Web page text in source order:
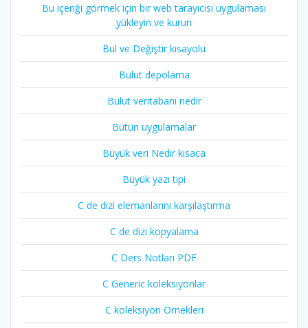
Bu içeriği görmek için bir web tarayıcısı uygulaması
yükleyin ve kurun
Bul ve Değiştir kısayolu
Bulut depolama
Bulut veritabanı nedir
Bütün uygulamalar
Büyük veri Nedir kısaca
Büyük yazı tipi
C de dizi elemanlarını karşılaştırma
C de dizi kopyalama
C Ders Notları PDF
C Generic koleksiyonlar
C koleksiyon Örnekleri